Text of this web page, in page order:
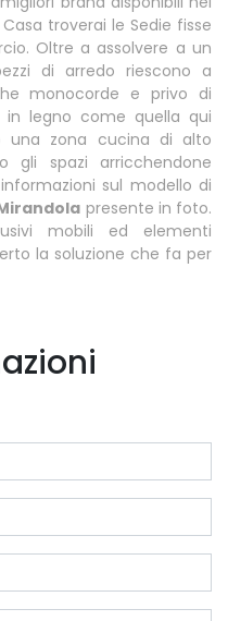
troverai le Sedie fisse
Oltre a assolvere a un
di arredo riescono a
monocorde e privo di
in legno come quella qui
una zona cucina di alto
gli spazi arricchendone
sul modello di
presente in foto.
mobili ed elementi
la soluzione che fa per